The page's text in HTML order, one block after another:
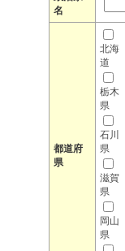
名
都道府
県
北海
道
栃木
県
石川
県
滋賀
県
岡山
県